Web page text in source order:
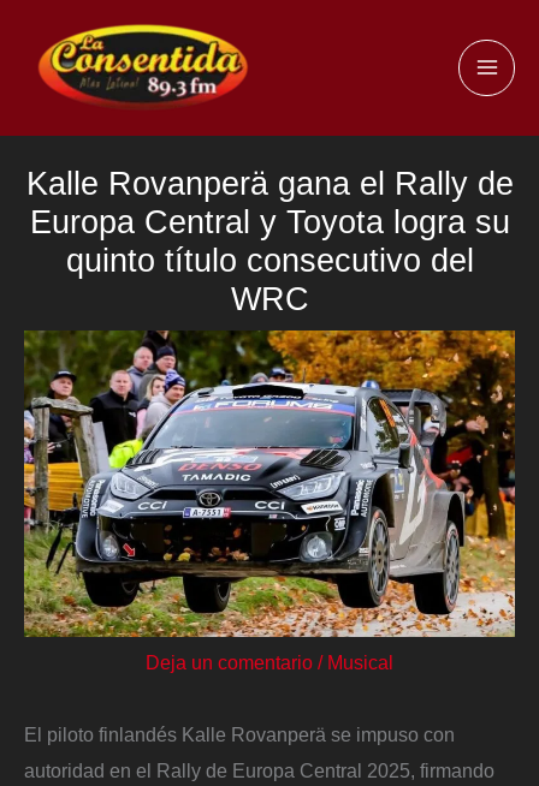
contenido
Kalle Rovanperä gana el Rally de
Europa Central y Toyota logra su
quinto título consecutivo del
WRC
Deja un comentario / Musical
El piloto finlandés Kalle Rovanperä se impuso con
autoridad en el Rally de Europa Central 2025, firmando